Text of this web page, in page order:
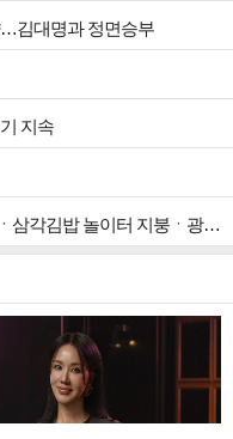
…김대명과 정면승부
지속
김호민 건축가가 전하는 제주 원통형 집ㆍ삼각김밥 놀이터 지붕ㆍ광주 ‘백소헌’ 등 하나뿐인 지붕(건축탐구 집)